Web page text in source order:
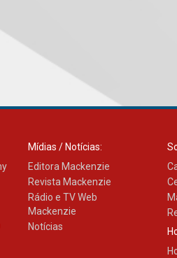
das
calouros
semestre
Mídias / Notícias:
Editora Mackenzie
Revista Mackenzie
Rádio e TV Web
Mackenzie
Notícias